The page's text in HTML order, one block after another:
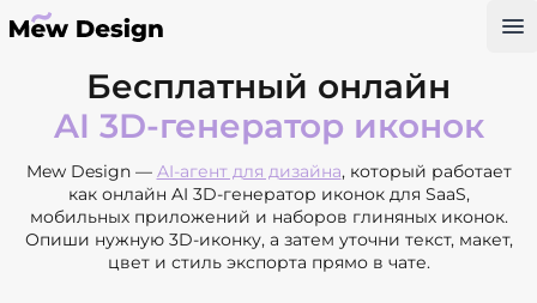
Бесплатный онлайн
AI 3D-генератор иконок
Mew Design — AI-агент для дизайна, который работает
как онлайн AI 3D-генератор иконок для SaaS,
мобильных приложений и наборов глиняных иконок.
Опиши нужную 3D-иконку, а затем уточни текст, макет,
цвет и стиль экспорта прямо в чате.